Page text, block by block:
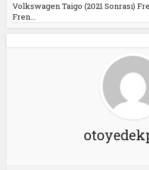
Volkswagen Taigo (2021 Sonrası)
Fren...